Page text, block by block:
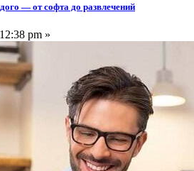
— от софта до развлечений
pm »